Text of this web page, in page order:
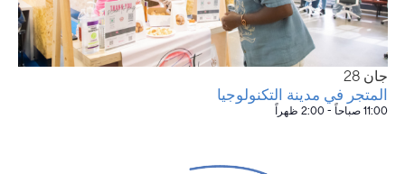
جان28
المتجر في مدينة التكنولوجيا
11:00 صباحاً -2:00 ظهراً